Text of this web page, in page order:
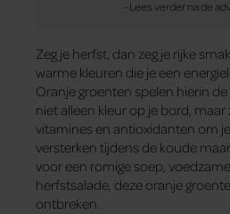
Zeg je herfst, dan zeg je rijke
warme kleuren die je een
Oranje groenten spelen hierin
niet alleen kleur op je bord,
vitamines en antioxidanten om
versterken tijdens de koude
voor een romige soep,
herfstsalade, deze oranje
ontbreken.